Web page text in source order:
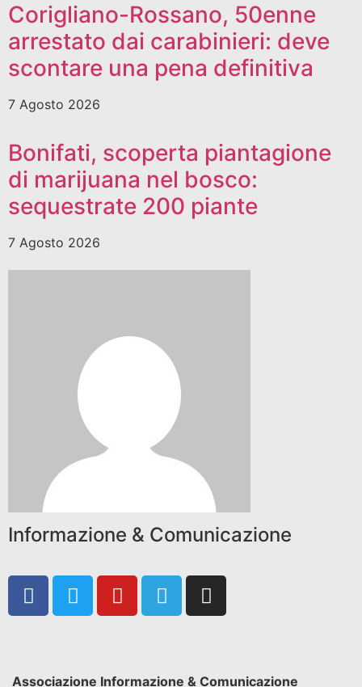
Corigliano-Rossano, 50enne
arrestato dai carabinieri: deve
scontare una pena definitiva
7 Agosto 2026
Bonifati, scoperta piantagione
di marijuana nel bosco:
sequestrate 200 piante
7 Agosto 2026
Informazione & Comunicazione
Associazione Informazione & Comunicazione